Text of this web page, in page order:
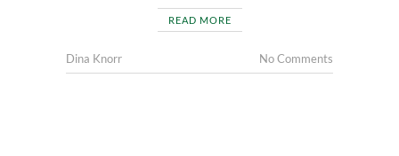
READ MORE
Dina Knorr No Comments